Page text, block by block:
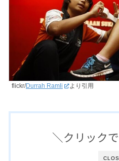
flickr/Durrah Ramli より引用
＼クリック